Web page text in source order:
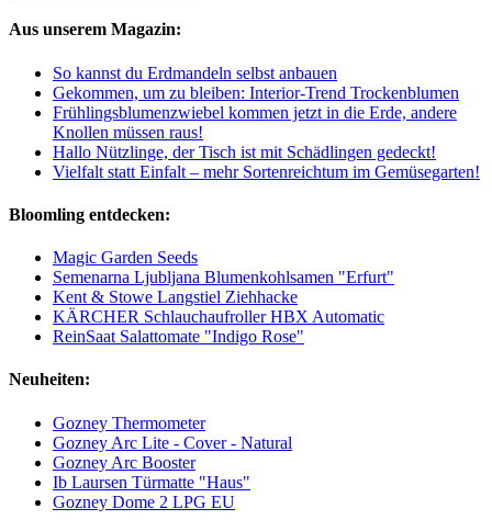
Aus unserem Magazin:
So kannst du Erdmandeln selbst anbauen
Gekommen, um zu bleiben: Interior-Trend Trockenblumen
Frühlingsblumenzwiebel kommen jetzt in die Erde, andere
Knollen müssen raus!
Hallo Nützlinge, der Tisch ist mit Schädlingen gedeckt!
Vielfalt statt Einfalt – mehr Sortenreichtum im Gemüsegarten!
Bloomling entdecken:
Magic Garden Seeds
Semenarna Ljubljana Blumenkohlsamen "Erfurt"
Kent & Stowe Langstiel Ziehhacke
KÄRCHER Schlauchaufroller HBX Automatic
ReinSaat Salattomate "Indigo Rose"
Neuheiten:
Gozney Thermometer
Gozney Arc Lite - Cover - Natural
Gozney Arc Booster
Ib Laursen Türmatte "Haus"
Gozney Dome 2 LPG EU